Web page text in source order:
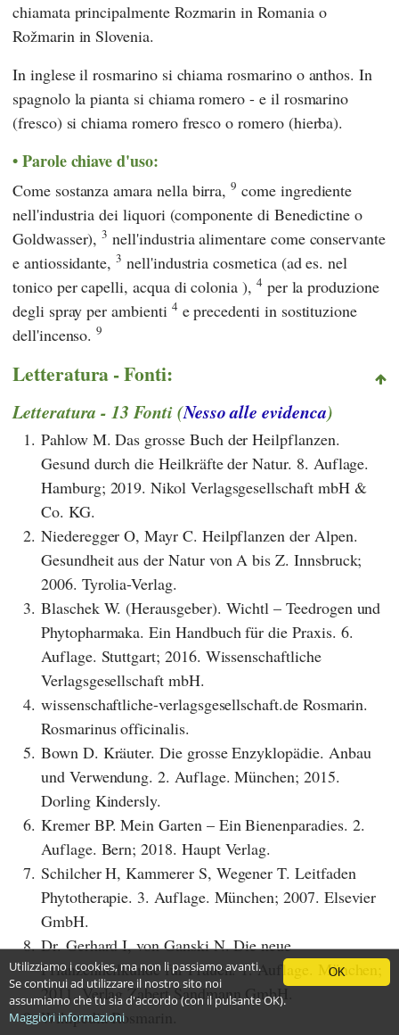
chiamata principalmente Rozmarin in Romania o
Rožmarin in Slovenia.
In inglese il rosmarino si chiama rosmarino o anthos. In
spagnolo la pianta si chiama romero - e il rosmarino
(fresco) si chiama romero fresco o romero (hierba).
Parole chiave d'uso:
Come sostanza amara nella birra,9 come ingrediente
nell'industria dei liquori (componente di Benedictine o
Goldwasser),3 nell'industria alimentare come conservante
e antiossidante,3 nell'industria cosmetica (ad es. nel
tonico per capelli, acqua di colonia ), 4 per la produzione
degli spray per ambienti 4 e precedenti in sostituzione
dell'incenso.9
Letteratura - Fonti:
Letteratura - 13 Fonti (Nesso alle evidenca)
1. Pahlow M. Das grosse Buch der Heilpflanzen.
Gesund durch die Heilkräfte der Natur. 8. Auflage.
Hamburg; 2019. Nikol Verlagsgesellschaft mbH &
Co. KG.
2. Niederegger O, Mayr C. Heilpflanzen der Alpen.
Gesundheit aus der Natur von A bis Z. Innsbruck;
2006. Tyrolia-Verlag.
3. Blaschek W. (Herausgeber). Wichtl – Teedrogen und
Phytopharmaka. Ein Handbuch für die Praxis. 6.
Auflage. Stuttgart; 2016. Wissenschaftliche
Verlagsgesellschaft mbH.
4. wissenschaftliche-verlagsgesellschaft.de Rosmarin.
Rosmarinus officinalis.
5. Bown D. Kräuter. Die grosse Enzyklopädie. Anbau
und Verwendung. 2. Auflage. München; 2015.
Dorling Kindersly.
6. Kremer BP. Mein Garten – Ein Bienenparadies. 2.
Auflage. Bern; 2018. Haupt Verlag.
7. Schilcher H, Kammerer S, Wegener T. Leitfaden
Phytotherapie. 3. Auflage. München; 2007. Elsevier
GmbH.
8. Dr. Gerhard I, von Ganski N. Die neue
Pflanzenheilkunde für Frauen. 1. Auflage. München;
2011. Verlag Zabert Sandmann GmbH.
9. Wikipedia Rosmarin.
OK
Utilizziamo i cookies, ma non li passiamo avanti.
Se continui ad utilizzare il nostro sito noi
assumiamo che tu sia d'accordo (con il pulsante OK).
Maggiori informazioni